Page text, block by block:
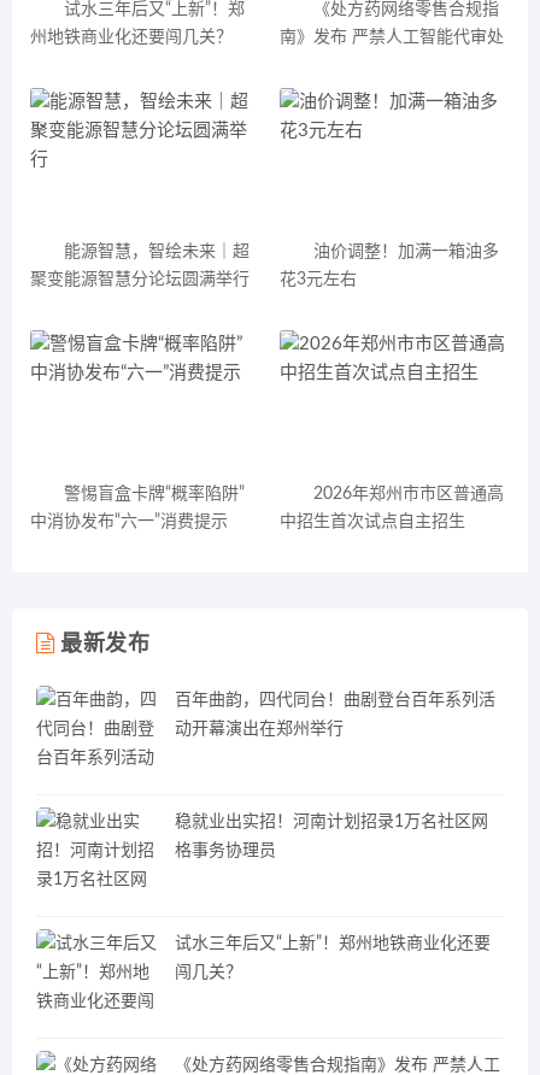
试水三年后又“上新”！郑
州地铁商业化还要闯几关？
《处方药网络零售合规指
南》发布 严禁人工智能代审处
能源智慧，智绘未来｜超
聚变能源智慧分论坛圆满举行
油价调整！加满一箱油多
花3元左右
警惕盲盒卡牌“概率陷阱”
中消协发布“六一”消费提示
2026年郑州市市区普通高
中招生首次试点自主招生
最新发布
百年曲韵，四代同台！曲剧登台百年系列活
动开幕演出在郑州举行
稳就业出实招！河南计划招录1万名社区网
格事务协理员
试水三年后又“上新”！郑州地铁商业化还要
闯几关？
《处方药网络零售合规指南》发布 严禁人工